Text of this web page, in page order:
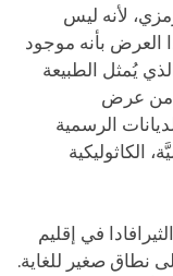
لأنه ليس
العرض بأنه موجود
يُمثل الطبيعة
من عرض
الرسمية
الكاثوليكية
في إقليم
نطاق صغير للغاية.